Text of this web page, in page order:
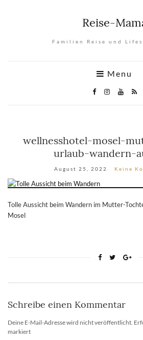
Reise-
Familien Reise und
Menu
wellnesshotel-mosel-
urlaub-wandern-
August 25, 2022 Keine
Tolle Aussicht beim Wandern im Mutter-
Mosel
Schreibe einen Kommentar
Deine E-Mail-Adresse wird nicht veröffentlicht.
markiert